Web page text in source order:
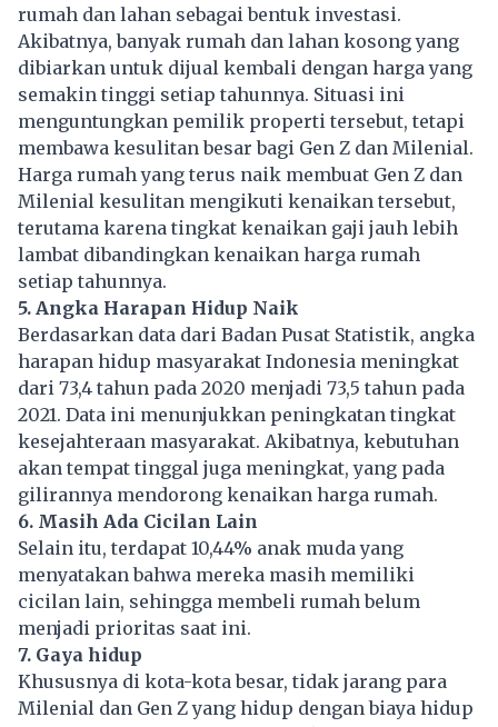
rumah dan lahan sebagai bentuk investasi.
Akibatnya, banyak rumah dan lahan kosong yang
dibiarkan untuk dijual kembali dengan harga yang
semakin tinggi setiap tahunnya. Situasi ini
menguntungkan pemilik properti tersebut, tetapi
membawa kesulitan besar bagi Gen Z dan Milenial.
Harga rumah yang terus naik membuat Gen Z dan
Milenial kesulitan mengikuti kenaikan tersebut,
terutama karena tingkat kenaikan gaji jauh lebih
lambat dibandingkan kenaikan harga rumah
setiap tahunnya.
5. Angka Harapan Hidup Naik
Berdasarkan data dari Badan Pusat Statistik, angka
harapan hidup masyarakat Indonesia meningkat
dari 73,4 tahun pada 2020 menjadi 73,5 tahun pada
2021. Data ini menunjukkan peningkatan tingkat
kesejahteraan masyarakat. Akibatnya, kebutuhan
akan tempat tinggal juga meningkat, yang pada
gilirannya mendorong kenaikan harga rumah.
6. Masih Ada Cicilan Lain
Selain itu, terdapat 10,44% anak muda yang
menyatakan bahwa mereka masih memiliki
cicilan lain, sehingga membeli rumah belum
menjadi prioritas saat ini.
7. Gaya hidup
Khususnya di kota-kota besar, tidak jarang para
Milenial dan Gen Z yang hidup dengan biaya hidup